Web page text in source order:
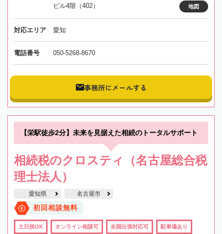
ビル4階（402）
地図
対応エリア 愛知
電話番号 050-5268-8670
事務所にメールする
【栄駅徒歩2分】未来を見据えた相続のトータルサポート
相続税のクロスティ（名古屋総合税
理士法人）
愛知県 名古屋市
初回相談無料
土日祝OK オンライン相談可 全国出張対応可 駐車場あり